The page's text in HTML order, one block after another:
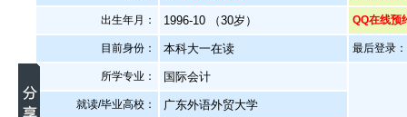
出生年月： 1996-10 （30岁） QQ在线预
目前身份： 本科大一在读 最后登录
所学专业： 国际会计
就读/毕业高校： 广东外语外贸大学